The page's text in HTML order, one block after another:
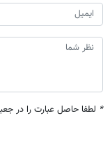
* لطفا حاصل عبارت را در